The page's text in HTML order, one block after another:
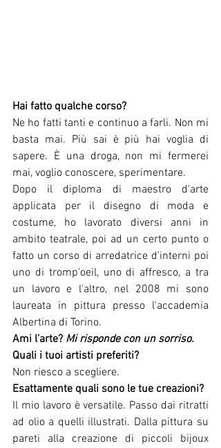
Hai fatto qualche corso?
Ne ho fatti tanti e continuo a farli. Non mi
basta mai. Più sai è più hai voglia di
sapere. È una droga, non mi fermerei
mai, voglio conoscere, sperimentare.
Dopo il diploma di maestro d'arte
applicata per il disegno di moda e
costume, ho lavorato diversi anni in
ambito teatrale, poi ad un certo punto o
fatto un corso di arredatrice d'interni poi
uno di tromp'oeil, uno di affresco, a tra
un lavoro e l'altro, nel 2008 mi sono
laureata in pittura presso l'accademia
Albertina di Torino.
Ami l’arte? Mi risponde con un sorriso.
Quali i tuoi artisti preferiti?
Non riesco a scegliere.
Esattamente quali sono le tue creazioni?
Il mio lavoro è versatile. Passo dai ritratti
ad olio a quelli illustrati. Dalla pittura su
pareti alla creazione di piccoli bijoux